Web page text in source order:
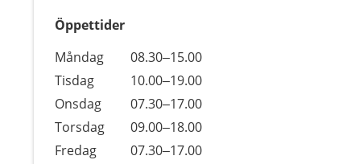
Öppettider
Dag
Öppettider
Kommentarer
Måndag
08.30–15.00
Tisdag
10.00–19.00
Onsdag
07.30–17.00
Torsdag
09.00–18.00
Fredag
07.30–17.00